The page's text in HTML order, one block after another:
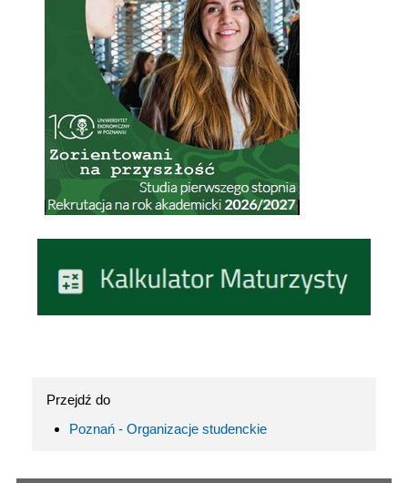
Przejdź do
Poznań - Organizacje studenckie